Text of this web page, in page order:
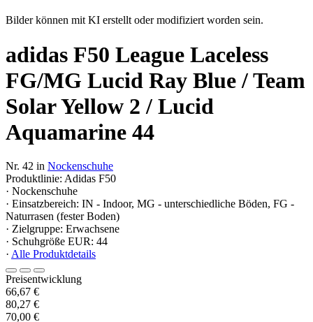
Bilder können mit KI erstellt oder modifiziert worden sein.
adidas F50 League Laceless
FG/MG Lucid Ray Blue / Team
Solar Yellow 2 / Lucid
Aquamarine 44
Nr. 42 in Nockenschuhe
Produktlinie: Adidas F50
· Nockenschuhe
· Einsatzbereich: IN - Indoor, MG - unterschiedliche Böden, FG -
Naturrasen (fester Boden)
· Zielgruppe: Erwachsene
· Schuhgröße EUR: 44
· Alle Produktdetails
Preisentwicklung
66,67 €
80,27 €
70,00 €